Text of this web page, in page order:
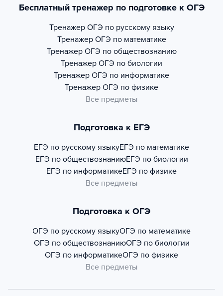
Бесплатный тренажер по подготовке к ОГЭ
Тренажер ОГЭ по русскому языку
Тренажер ОГЭ по математике
Тренажер ОГЭ по обществознанию
Тренажер ОГЭ по биологии
Тренажер ОГЭ по информатике
Тренажер ОГЭ по физике
Все предметы
Подготовка к ЕГЭ
ЕГЭ по русскому языкуЕГЭ по математике
ЕГЭ по обществознаниюЕГЭ по биологии
ЕГЭ по информатикеЕГЭ по физике
Все предметы
Подготовка к ОГЭ
ОГЭ по русскому языкуОГЭ по математике
ОГЭ по обществознаниюОГЭ по биологии
ОГЭ по информатикеОГЭ по физике
Все предметы